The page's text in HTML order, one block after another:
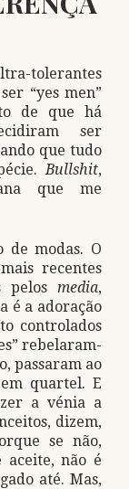
tolerantes
“yes men”
de que há
ser
que tudo
Bullshit,
que me
de modas. O
recentes
pelos media,
é a adoração
controlados
rebelaram-
passaram ao
quartel. E
a vénia a
dizem,
se não,
aceite, não é
até. Mas,